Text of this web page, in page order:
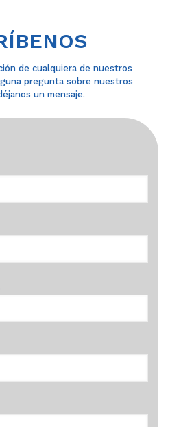
de cualquiera de nuestros
pregunta sobre nuestros
un mensaje.